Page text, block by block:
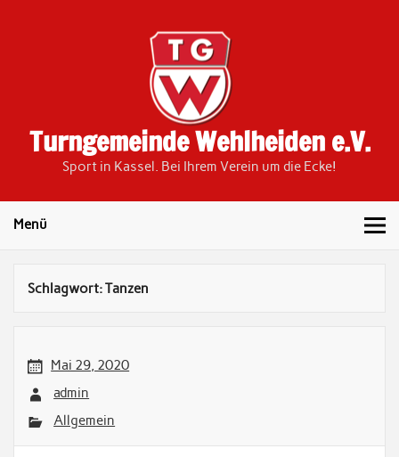
Turngemeinde Wehlheiden e.V.
Sport in Kassel. Bei Ihrem Verein um die Ecke!
Menü
Schlagwort:Tanzen
Mai 29, 2020
admin
Allgemein